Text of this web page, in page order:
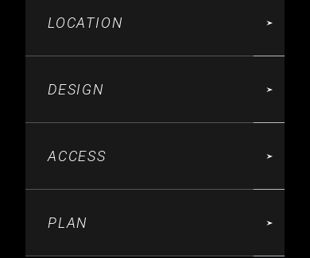
LOCATION
DESIGN
ACCESS
PLAN